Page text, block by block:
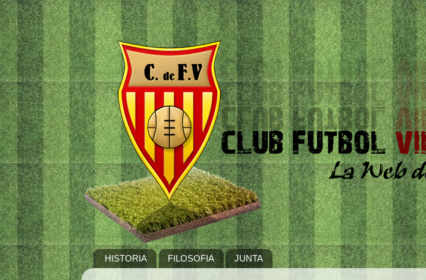
HISTORIA FILOSOFIA JUNTA